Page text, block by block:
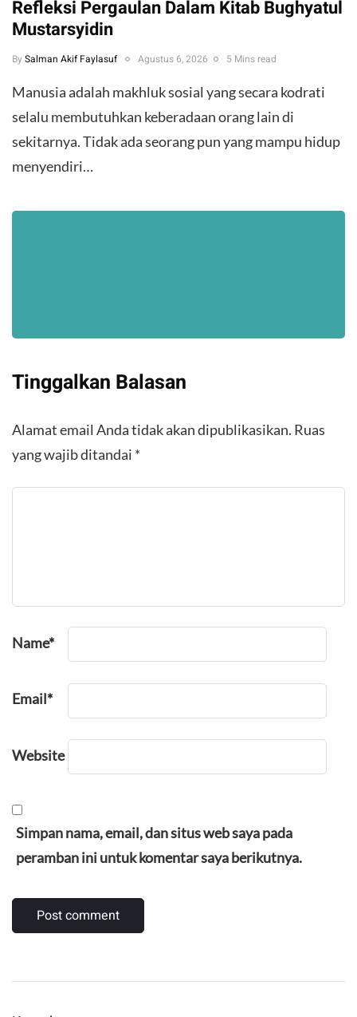
Refleksi Pergaulan Dalam Kitab Bughyatul
Mustarsyidin
By Salman Akif Faylasuf Agustus 6, 2026 5 Mins read
Manusia adalah makhluk sosial yang secara kodrati
selalu membutuhkan keberadaan orang lain di
sekitarnya. Tidak ada seorang pun yang mampu hidup
menyendiri…
Tinggalkan Balasan
Alamat email Anda tidak akan dipublikasikan. Ruas
yang wajib ditandai *
Name*
Email*
Website
Simpan nama, email, dan situs web saya pada
peramban ini untuk komentar saya berikutnya.